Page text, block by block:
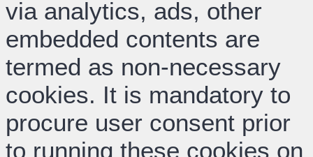
via analytics, ads, other
embedded contents are
termed as non-necessary
cookies. It is mandatory to
procure user consent prior
to running these cookies on